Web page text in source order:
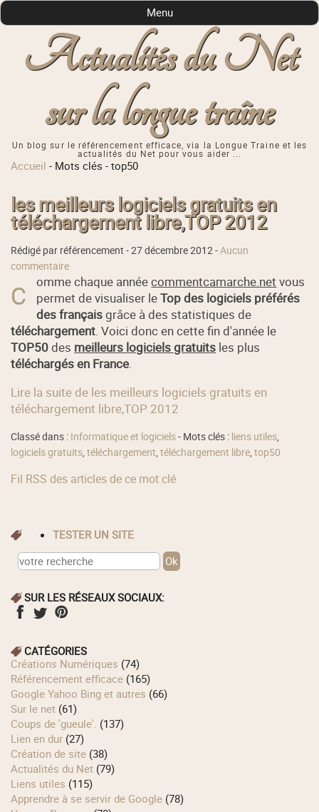
Actualités du Net
sur la longue traîne
Un blog sur le référencement efficace, via la Longue Traine et les
actualités du Net pour vous aider ...
Menu
Accueil - Mots clés -top50
les meilleurs logiciels gratuits en
téléchargement libre,TOP 2012
Rédigé par référencement -27 décembre 2012-Aucun
commentaire
C omme chaque annéecommentcamarche.net vous
permet de visualiser leTop des logiciels préférés
des françaisgrâce à des statistiques de
téléchargement. Voici donc en cette fin d'année le
TOP50des meilleurs logiciels gratuits les plus
téléchargés en France.
Lire la suite de les meilleurs logiciels gratuits en
téléchargement libre,TOP 2012
Classé dans : Informatique et logiciels- Mots clés : liens utiles,
logiciels gratuits,téléchargement,téléchargement libre,top50
Fil RSS des articles de ce mot clé
TESTER UN SITE
SUR LES RÉSEAUX SOCIAUX:
CATÉGORIES
Créations Numériques (74)
Référencement efficace (165)
Google Yahoo Bing et autres (66)
Sur le net (61)
Coups de 'gueule'. (137)
Lien en dur (27)
Création de site (38)
Actualités du Net (79)
Liens utiles (115)
Apprendre à se servir de Google (78)